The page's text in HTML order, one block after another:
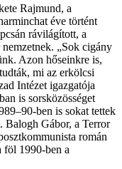
Rajmund, a
éve történt
rávilágított, a
„Sok cigány
Azon hőseinkre is,
mi az erkölcsi
Intézet igazgatója
is sorsközösséget
ben is sokat tettek
Balogh Gábor, a Terror
román
föl 1990-ben a